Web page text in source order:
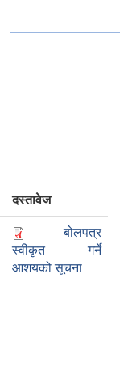
दस्तावेज
बोलपत्र
स्वीकृत गर्ने
आशयको सूचना